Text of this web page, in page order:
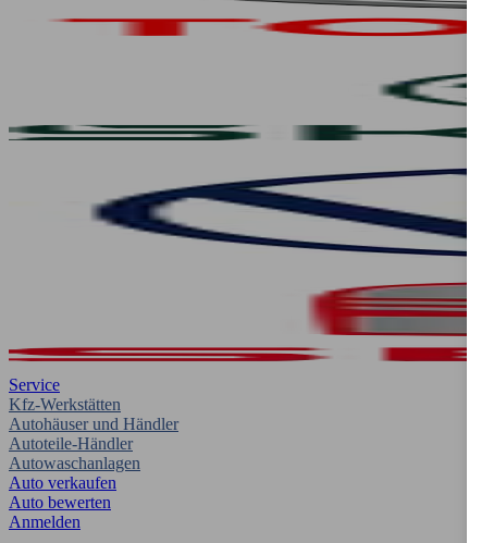
Service
Kfz-Werkstätten
Autohäuser und Händler
Autoteile-Händler
Autowaschanlagen
Auto verkaufen
Auto bewerten
Anmelden